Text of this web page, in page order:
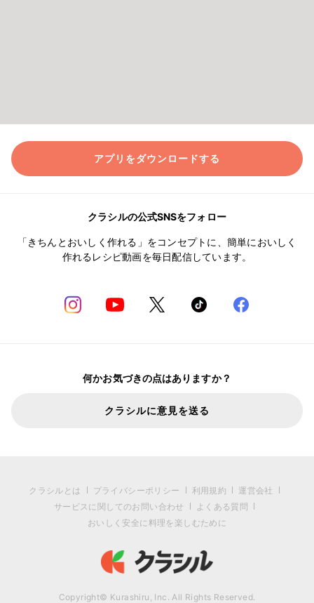
アプリをダウンロードする
クラシルの公式SNSをフォロー
「きちんとおいしく作れる」をコンセプトに、簡単においしく
作れるレシピ動画を毎日配信しています。
何かお気づきの点はありますか？
クラシルに意見を送る
クラシルとは プライバシーポリシー 利用規約
運営会社
サービスに関してのお問い合わせ
よくある質問
おいしく安全に料理を楽しむために
Copyright© Kurashiru, Inc. All Rights Reserved.